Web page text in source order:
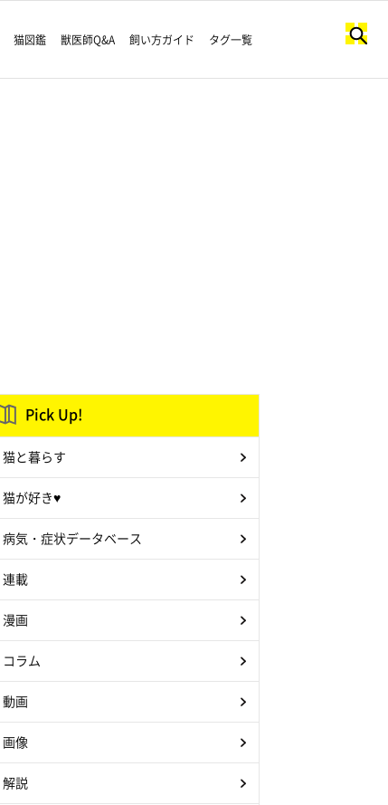
猫図鑑 獣医師Q&A 飼い方ガイド タグ一覧
Pick Up!
猫と暮らす
猫が好き♥
病気・症状データベース
連載
漫画
コラム
動画
画像
解説